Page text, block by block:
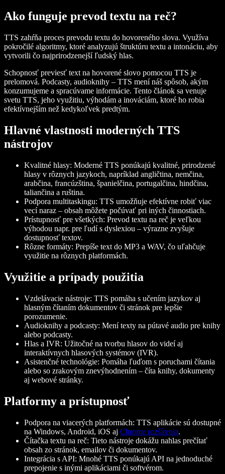
Ako funguje prevod textu na reč?
TTS zahŕňa proces prevodu textu do hovoreného slova. Využíva
pokročilé algoritmy, ktoré analyzujú štruktúru textu a intonáciu, aby
vytvorili čo najprirodzenejší ľudský hlas.
Schopnosť previesť text na hovorené slovo pomocou TTS je
prelomová. Podcasty, audioknihy – TTS mení náš spôsob, akým
konzumujeme a spracúvame informácie. Tento článok sa venuje
svetu TTS, jeho využitiu, výhodám a inováciám, ktoré ho robia
efektívnejším než kedykoľvek predtým.
Hlavné vlastnosti moderných TTS
nástrojov
Kvalitné hlasy: Moderné TTS ponúkajú kvalitné, prirodzené
hlasy v rôznych jazykoch, napríklad angličtina, nemčina,
arabčina, francúzština, španielčina, portugalčina, hindčina,
taliančina a ruština.
Podpora multitaskingu: TTS umožňuje efektívne robiť viac
vecí naraz – obsah môžete počúvať pri iných činnostiach.
Prístupnosť pre všetkých: Prevod textu na reč je veľkou
výhodou napr. pre ľudí s dyslexiou – výrazne zvyšuje
dostupnosť textov.
Rôzne formáty: Prepíše text do MP3 a WAV, čo uľahčuje
využitie na rôznych platformách.
Využitie a prípady použitia
Vzdelávacie nástroje: TTS pomáha s učením jazykov aj
hlasným čítaním dokumentov či stránok pre lepšie
porozumenie.
Audioknihy a podcasty: Mení texty na pútavé audio pre knihy
alebo podcasty.
Hlas a IVR: Užitočné na tvorbu hlasov do videí aj
interaktívnych hlasových systémov (IVR).
Asistenčné technológie: Pomáha ľuďom s poruchami čítania
alebo so zrakovým znevýhodnením – číta knihy, dokumenty
aj webové stránky.
Platformy a prístupnosť
Podpora na viacerých platformách: TTS aplikácie sú dostupné
na Windows, Android, iOS aj Chrome rozšírenia.
Čítačka textu na reč: Tieto nástroje dokážu nahlas prečítať
obsah zo stránok, emailov či dokumentov.
Integrácia s API: Mnohé TTS ponúkajú API na jednoduché
prepojenie s inými aplikáciami či softvérom.